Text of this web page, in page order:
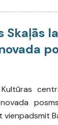
Skaļās